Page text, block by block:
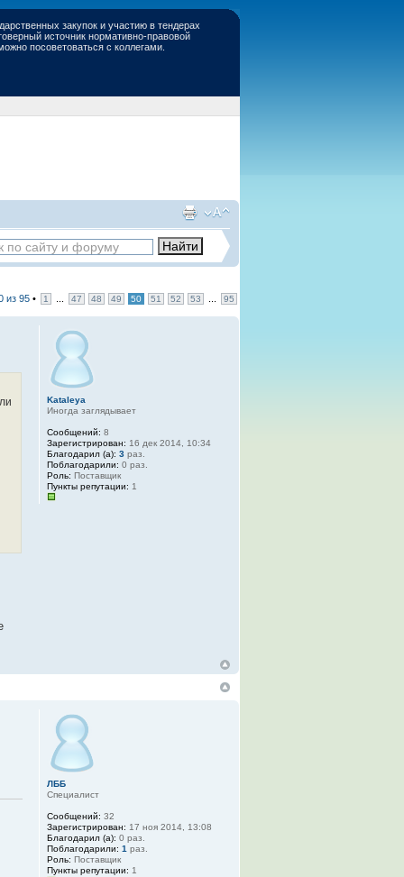
закупок и участию в тендерах
источник нормативно-правовой
посоветоваться с коллегами.
из 95 • 1 47 48 49 50 51 52 53 95
Kataleya
Иногда заглядывает
Сообщений: 8
Зарегистрирован: 16 дек 2014, 10:34
Благодарил (а): 3 раз.
Поблагодарили: 0 раз.
Роль: Поставщик
Пункты репутации: 1
ЛББ
Специалист
Сообщений: 32
Зарегистрирован: 17 ноя 2014, 13:08
Благодарил (а): 0 раз.
Поблагодарили: 1 раз.
Роль: Поставщик
Пункты репутации: 1